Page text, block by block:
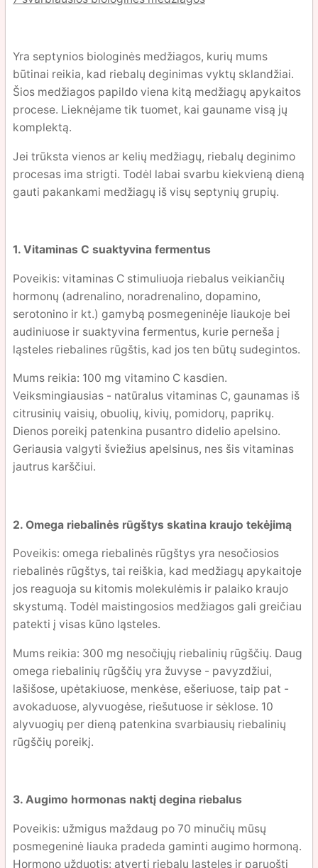
Yra septynios biologinės medžiagos, kurių mums
būtinai reikia, kad riebalų deginimas vyktų sklandžiai.
Šios medžiagos papildo viena kitą medžiagų apykaitos
procese. Lieknėjame tik tuomet, kai gauname visą jų
komplektą.
Jei trūksta vienos ar kelių medžiagų, riebalų deginimo
procesas ima strigti. Todėl labai svarbu kiekvieną dieną
gauti pakankami medžiagų iš visų septynių grupių.
1. Vitaminas C suaktyvina fermentus
Poveikis: vitaminas C stimuliuoja riebalus veikiančių
hormonų (adrenalino, noradrenalino, dopamino,
serotonino ir kt.) gamybą posmegeninėje liaukoje bei
audiniuose ir suaktyvina fermentus, kurie perneša į
ląsteles riebalines rūgštis, kad jos ten būtų sudegintos.
Mums reikia: 100 mg vitamino C kasdien.
Veiksmingiausias - natūralus vitaminas C, gaunamas iš
citrusinių vaisių, obuolių, kivių, pomidorų, paprikų.
Dienos poreikį patenkina pusantro didelio apelsino.
Geriausia valgyti šviežius apelsinus, nes šis vitaminas
jautrus karščiui.
2. Omega riebalinės rūgštys skatina kraujo tekėjimą
Poveikis: omega riebalinės rūgštys yra nesočiosios
riebalinės rūgštys, tai reiškia, kad medžiagų apykaitoje
jos reaguoja su kitomis molekulėmis ir palaiko kraujo
skystumą. Todėl maistingosios medžiagos gali greičiau
patekti į visas kūno ląsteles.
Mums reikia: 300 mg nesočiųjų riebalinių rūgščių. Daug
omega riebalinių rūgščių yra žuvyse - pavyzdžiui,
lašišose, upėtakiuose, menkėse, ešeriuose, taip pat -
avokaduose, alyvuogėse, riešutuose ir sėklose. 10
alyvuogių per dieną patenkina svarbiausių riebalinių
rūgščių poreikį.
3. Augimo hormonas naktį degina riebalus
Poveikis: užmigus maždaug po 70 minučių mūsų
posmegeninė liauka pradeda gaminti augimo hormoną.
Hormono užduotis: atverti riebalų ląsteles ir paruošti